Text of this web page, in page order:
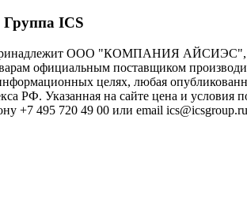
ICS
ООО "КОМПАНИЯ АЙСИЭС",
официальным поставщиком
целях, любая
РФ. Указанная на сайте цена и условия
+7 495 720 49 00 или email